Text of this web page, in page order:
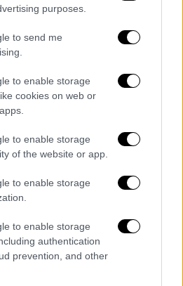
purposes.
to send me
to enable storage
cookies on web or
to enable storage
of the website or app.
to enable storage
to enable storage
authentication
prevention, and other
Photo/Evan Vucci)
δουλειά. Διασκεδάζω
😎
October
αυτό ο Τραμπ; Για να
του στην κούρσα,
έχει πει ότι εργαζόταν
φουντστα φοιτητικά της
με τον